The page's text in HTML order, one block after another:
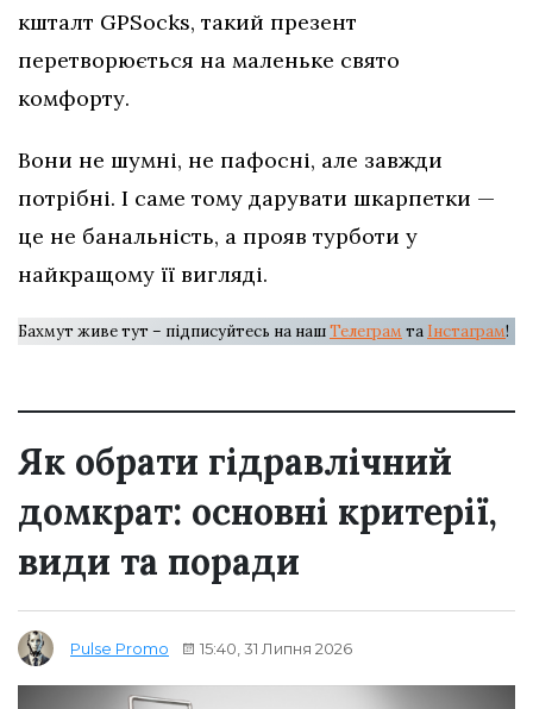
кшталт GPSocks, такий презент
перетворюється на маленьке свято
комфорту.
Вони не шумні, не пафосні, але завжди
потрібні. І саме тому дарувати шкарпетки —
це не банальність, а прояв турботи у
найкращому її вигляді.
Бахмут живе тут – підписуйтесь на нашТелеграм та Інстаграм!
Як обрати гідравлічний
домкрат: основні критерії,
види та поради
Pulse Promo 15:40, 31 Липня 2026